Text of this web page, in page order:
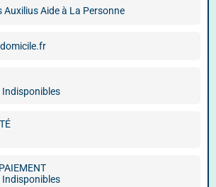
Auxilius Aide à La Personne